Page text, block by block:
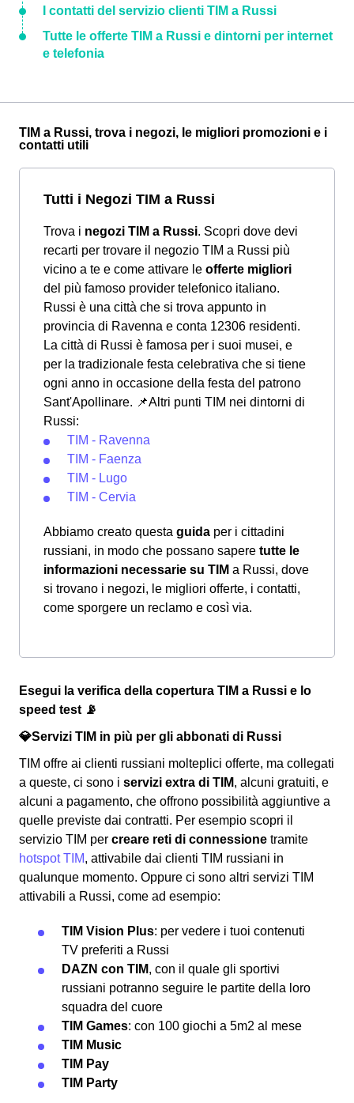
I contatti del servizio clienti TIM a Russi
Tutte le offerte TIM a Russi e dintorni per internet
e telefonia
TIM a Russi, trova i negozi, le migliori promozioni e i
contatti utili
Tutti i Negozi TIM a Russi
Trova i negozi TIM a Russi. Scopri dove devi
recarti per trovare il negozio TIM a Russi più
vicino a te e come attivare le offerte migliori
del più famoso provider telefonico italiano.
Russi è una città che si trova appunto in
provincia di Ravenna e conta 12306 residenti.
La città di Russi è famosa per i suoi musei, e
per la tradizionale festa celebrativa che si tiene
ogni anno in occasione della festa del patrono
Sant'Apollinare. 📌Altri punti TIM nei dintorni di
Russi:
TIM - Ravenna
TIM - Faenza
TIM - Lugo
TIM - Cervia
Abbiamo creato questa guida per i cittadini
russiani, in modo che possano sapere tutte le
informazioni necessarie su TIM a Russi, dove
si trovano i negozi, le migliori offerte, i contatti,
come sporgere un reclamo e così via.
Esegui la verifica della copertura TIM a Russi e lo
speed test 📡
💎Servizi TIM in più per gli abbonati di Russi
TIM offre ai clienti russiani molteplici offerte, ma collegati
a queste, ci sono i servizi extra di TIM, alcuni gratuiti, e
alcuni a pagamento, che offrono possibilità aggiuntive a
quelle previste dai contratti. Per esempio scopri il
servizio TIM per creare reti di connessione tramite
hotspot TIM, attivabile dai clienti TIM russiani in
qualunque momento. Oppure ci sono altri servizi TIM
attivabili a Russi, come ad esempio:
TIM Vision Plus: per vedere i tuoi contenuti
TV preferiti a Russi
DAZN con TIM, con il quale gli sportivi
russiani potranno seguire le partite della loro
squadra del cuore
TIM Games: con 100 giochi a 5m2 al mese
TIM Music
TIM Pay
TIM Party